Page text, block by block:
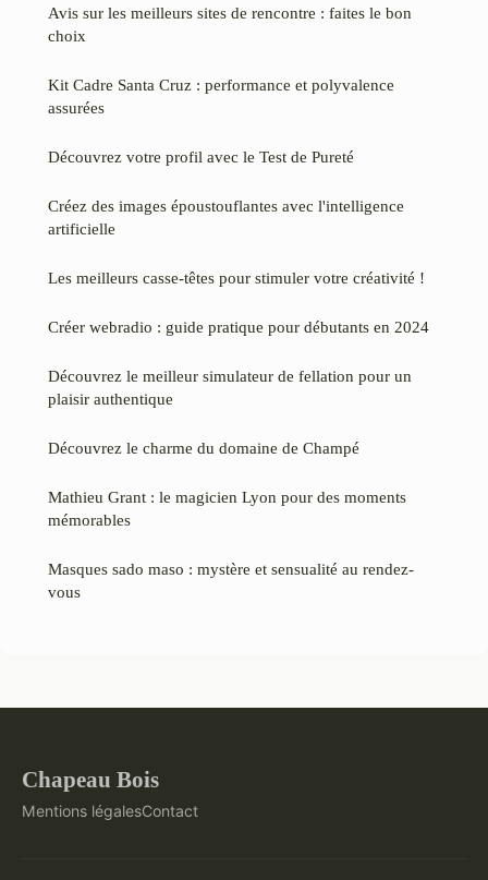
Avis sur les meilleurs sites de rencontre : faites le bon
choix
Kit Cadre Santa Cruz : performance et polyvalence
assurées
Découvrez votre profil avec le Test de Pureté
Créez des images époustouflantes avec l'intelligence
artificielle
Les meilleurs casse-têtes pour stimuler votre créativité !
Créer webradio : guide pratique pour débutants en 2024
Découvrez le meilleur simulateur de fellation pour un
plaisir authentique
Découvrez le charme du domaine de Champé
Mathieu Grant : le magicien Lyon pour des moments
mémorables
Masques sado maso : mystère et sensualité au rendez-
vous
Chapeau Bois
Mentions légalesContact